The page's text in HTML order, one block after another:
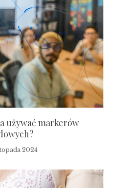
używać markerów
2024